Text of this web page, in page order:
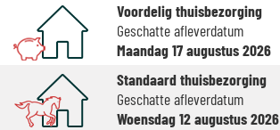
Voordelig thuisbezorging
Geschatte afleverdatum
Maandag 17 augustus 2026
Standaard thuisbezorging
Geschatte afleverdatum
Woensdag 12 augustus 2026